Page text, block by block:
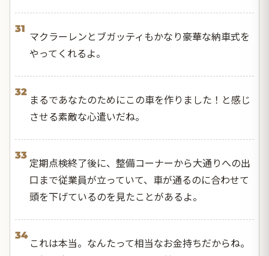
31
マクラーレンとブガッティもかなり豪華な納車式を
やってくれるよ。
32
まるであなたのためにこの車を作りました！と感じ
させる素敵な心遣いだね。
33
定期点検終了後に、整備コーナーから大通りへの出
口まで従業員が立っていて、車が通るのに合わせて
頭を下げているのを見たことがあるよ。
34
これは本当。なんたって相当なお金持ちだからね。